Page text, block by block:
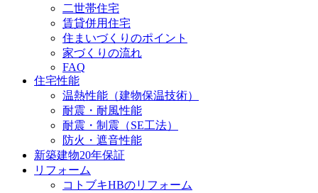
二世帯住宅
賃貸併用住宅
住まいづくりのポイント
家づくりの流れ
FAQ
住宅性能
温熱性能（建物保温技術）
耐震・耐風性能
耐震・制震（SE工法）
防火・遮音性能
新築建物20年保証
リフォーム
コトブキHBのリフォーム